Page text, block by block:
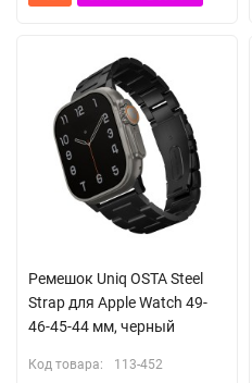
Ремешок Uniq OSTA Steel
Strap для Apple Watch 49-
46-45-44 мм, черный
Код товара: 113-452